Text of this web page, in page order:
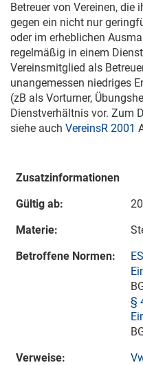
Betreuer von Vereinen, die
gegen ein nicht nur
oder im erheblichen
regelmäßig in einem
Vereinsmitglied als
unangemessen niedriges
(zB als Vorturner,
Dienstverhältnis vor. Zum
siehe auch VereinsR 2001
Zusatzinformationen
Gültig ab:
Materie:
Betroffene Normen:
§
Verweise: